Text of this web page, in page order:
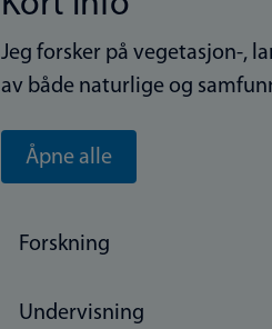
Jeg forsker på vegetasjon-,
av både naturlige og
Åpne alle
Forskning
Undervisning